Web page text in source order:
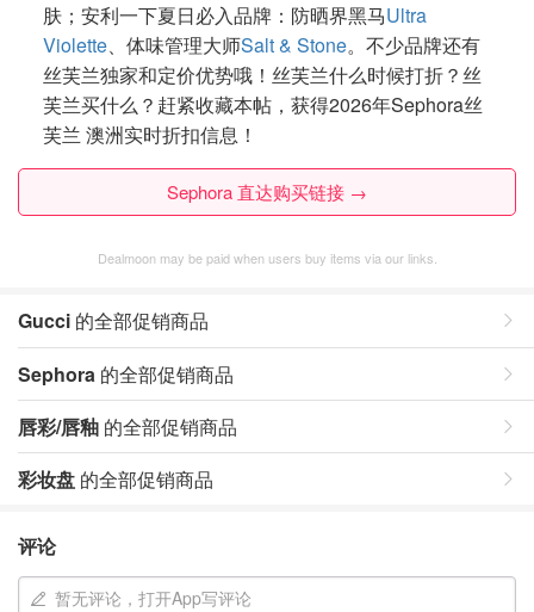
肤；安利一下夏日必入品牌：防晒界黑马Ultra
Violette、体味管理大师Salt & Stone。不少品牌还有
丝芙兰独家和定价优势哦！丝芙兰什么时候打折？丝
芙兰买什么？赶紧收藏本帖，获得2026年Sephora丝
芙兰 澳洲实时折扣信息！
Sephora 直达购买链接 →
Dealmoon may be paid when users buy items via our links.
Gucci 的全部促销商品
Sephora 的全部促销商品
唇彩/唇釉 的全部促销商品
彩妆盘 的全部促销商品
评论
暂无评论，打开App写评论